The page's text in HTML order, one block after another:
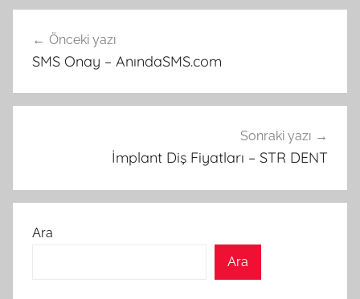
gezinmesi
Önceki yazı
SMS Onay – AnındaSMS.com
Sonraki yazı
İmplant Diş Fiyatları – STR DENT
Ara
Ara